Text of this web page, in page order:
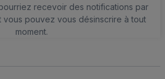
recevoir des notifications par
vous pouvez vous désinscrire à tout
moment.